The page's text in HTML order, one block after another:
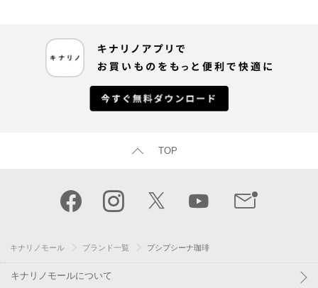
TOP
キナリノモール ブランド一覧 プシプシーナ珈琲
キナリノモールについて